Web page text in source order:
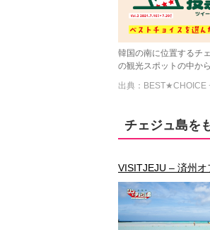
韓国の南に位置するチ
の観光スポットの中か
出典：BEST★CHOICE
チェジュ島を
VISITJEJU – 済州